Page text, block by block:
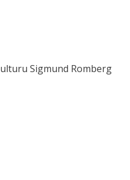
Sigmund Romberg